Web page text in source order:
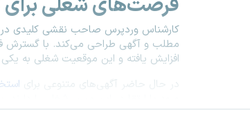
خراسان شمالی
خرم آباد
فرصت‌های شغلی برای
کارشناس وردپرس صاحب نقشی کلیدی در
مطلب و آگهی طراحی می‌کند. با گسترش
افزایش یافته و این موقعیت شغلی به
در حال حاضر آگهی‌های متنوعی برای
ورود یا ارتقا در این مسیر شغلی را